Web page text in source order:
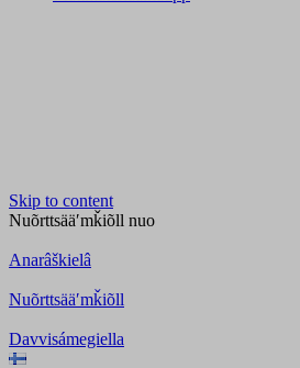
Skip to content
Nuõrttsääʹmǩiõll nuo
Anarâškielâ
Nuõrttsääʹmǩiõll
Davvisámegiella